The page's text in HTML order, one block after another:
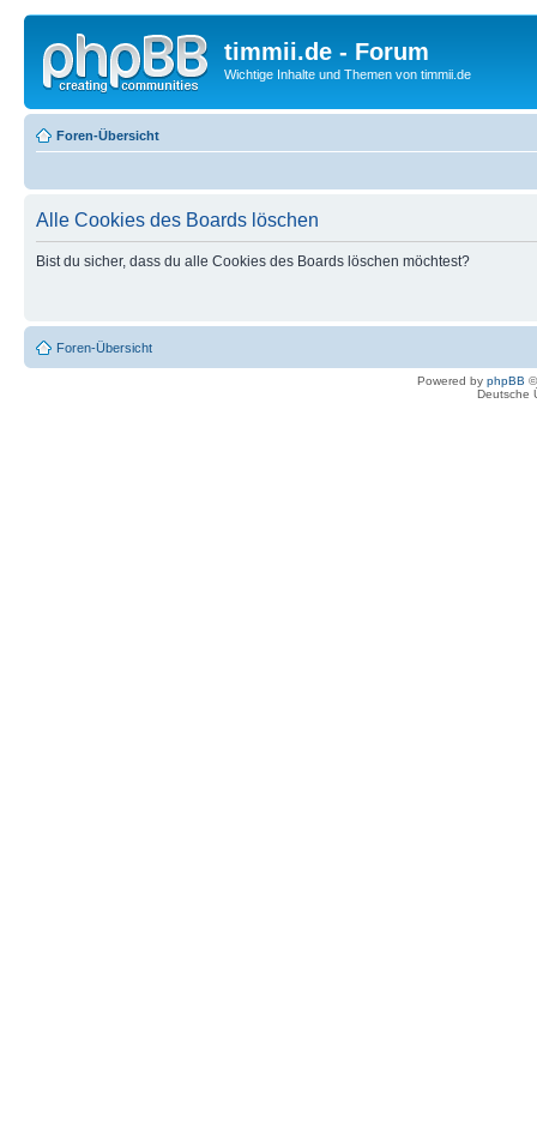
timmii.de - Forum
Wichtige Inhalte und Themen von timmii.de
Foren-Übersicht
Alle Cookies des Boards löschen
Bist du sicher, dass du alle Cookies des Boards löschen möchtest?
Foren-Übersicht
Powered by phpBB
Deutsche